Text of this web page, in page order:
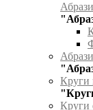
Круги
Круги